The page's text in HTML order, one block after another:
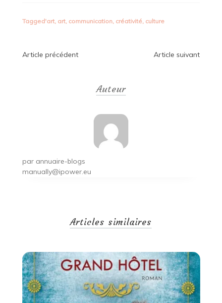
Tagged'art, art, communication, créativité, culture
Navigation
Article précédent Article suivant
Auteur
par annuaire-blogs
manually@ipower.eu
Articles similaires